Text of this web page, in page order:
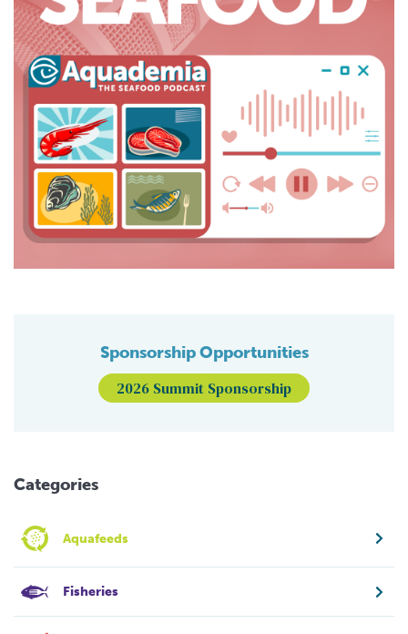
Sponsorship Opportunities
2026 Summit Sponsorship
Categories
Aquafeeds
Fisheries